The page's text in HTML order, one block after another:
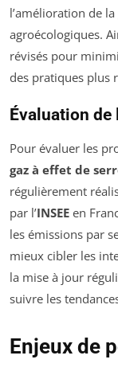
l’amélioration de
agroécologiques.
révisés pour
des pratiques plus
Évaluation de
Pour évaluer les
gaz à effet de
régulièrement
par l’INSEE en
les émissions par
mieux cibler les
la mise à jour
suivre les
Enjeux de